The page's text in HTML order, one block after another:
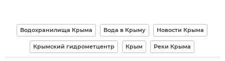
Водохранилища Крыма Вода в Крыму Новости Крыма
Крымский гидрометцентр Крым Реки Крыма